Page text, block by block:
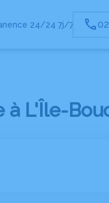
24/24 7j/7
à L'Île-